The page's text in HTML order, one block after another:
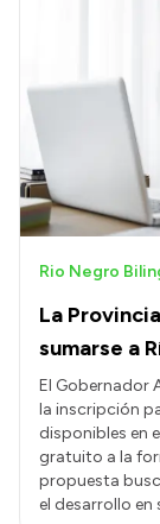
La
sumarse a
Rio Negro
El Gobernador
la inscripción
disponibles en
gratuito a la
propuesta
el desarrollo